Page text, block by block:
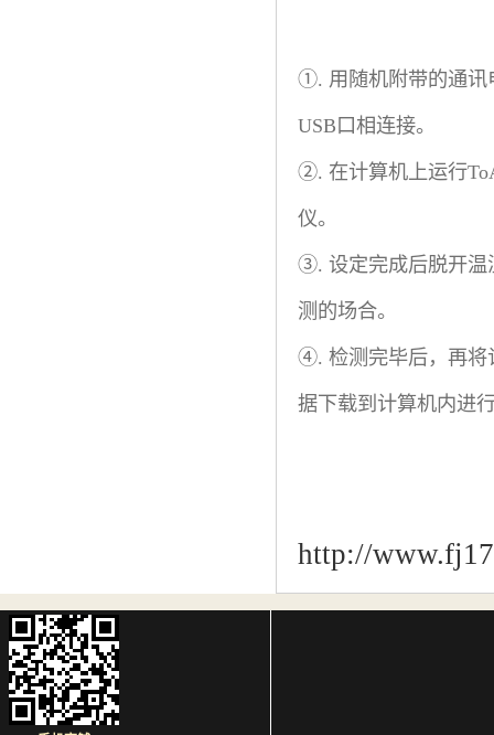
①. 用随机附带的通讯
USB口相连接。
②. 在计算机上运行
仪。
③. 设定完成后脱开温
测的场合。
④. 检测完毕后，再将
据下载到计算机内进
http://